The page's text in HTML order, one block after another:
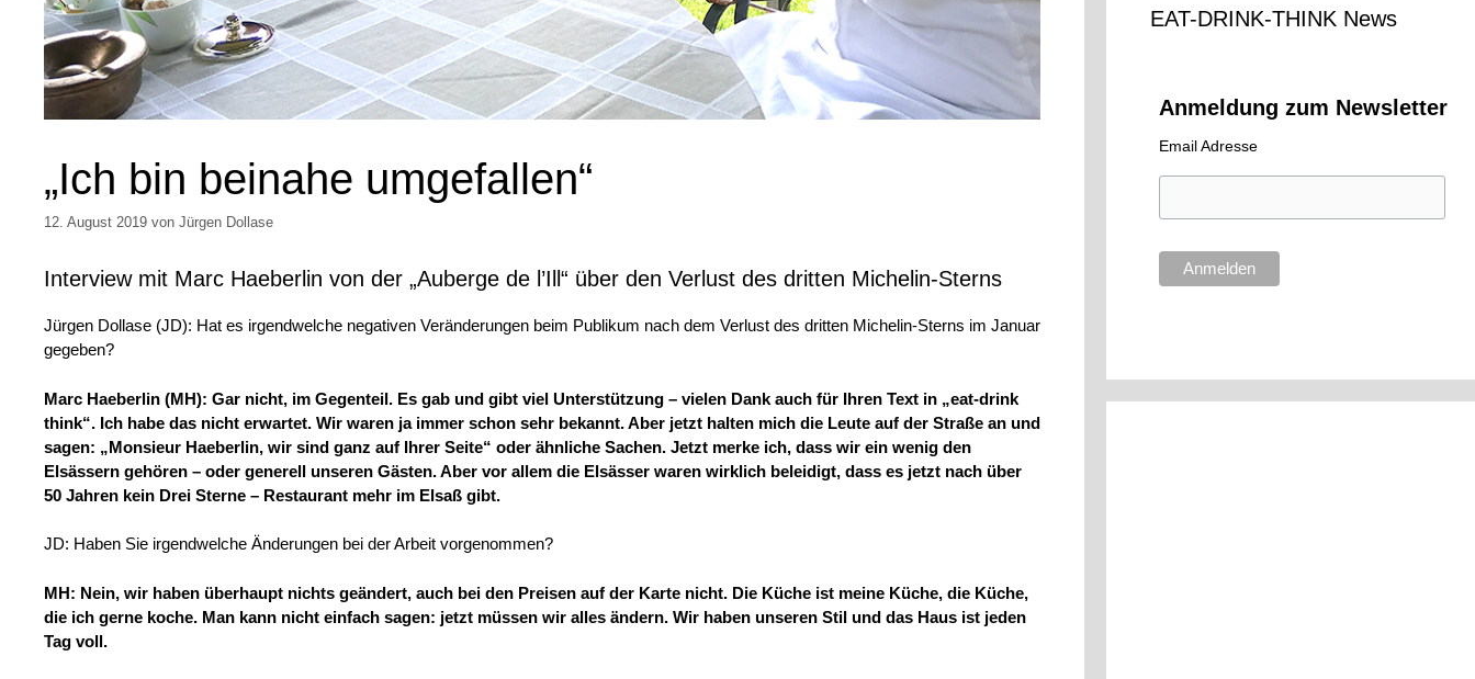
„Ich bin beinahe umgefallen“
12. August 2019 von Jürgen Dollase
Interview mit Marc Haeberlin von der „Auberge de l’Ill“ über den Verlust des dritten Michelin-Sterns
Jürgen Dollase (JD): Hat es irgendwelche negativen Veränderungen beim Publikum nach dem Verlust des dritten Michelin-Sterns im Januar
gegeben?
Marc Haeberlin (MH): Gar nicht, im Gegenteil. Es gab und gibt viel Unterstützung – vielen Dank auch für Ihren Text in „eat-drink
think“. Ich habe das nicht erwartet. Wir waren ja immer schon sehr bekannt. Aber jetzt halten mich die Leute auf der Straße an und
sagen: „Monsieur Haeberlin, wir sind ganz auf Ihrer Seite“ oder ähnliche Sachen. Jetzt merke ich, dass wir ein wenig den
Elsässern gehören – oder generell unseren Gästen. Aber vor allem die Elsässer waren wirklich beleidigt, dass es jetzt nach über
50 Jahren kein Drei Sterne – Restaurant mehr im Elsaß gibt.
JD: Haben Sie irgendwelche Änderungen bei der Arbeit vorgenommen?
MH: Nein, wir haben überhaupt nichts geändert, auch bei den Preisen auf der Karte nicht. Die Küche ist meine Küche, die Küche,
die ich gerne koche. Man kann nicht einfach sagen: jetzt müssen wir alles ändern. Wir haben unseren Stil und das Haus ist jeden
Tag voll.
EAT-DRINK-THINK News
Anmeldung zum Newsletter
Email Adresse